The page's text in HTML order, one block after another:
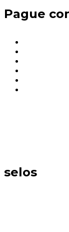
Pague
selos